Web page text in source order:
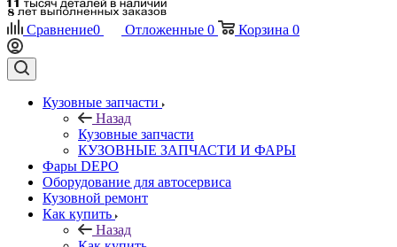
Сравнение0 Отложенные 0 Корзина 0
Кузовные запчасти
Назад
Кузовные запчасти
КУЗОВНЫЕ ЗАПЧАСТИ И ФАРЫ
Фары DEPO
Оборудование для автосервиса
Кузовной ремонт
Как купить
Назад